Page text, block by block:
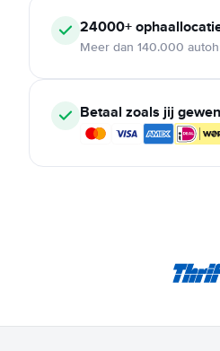
24000+
Meer dan 140.000
Betaal zoals jij